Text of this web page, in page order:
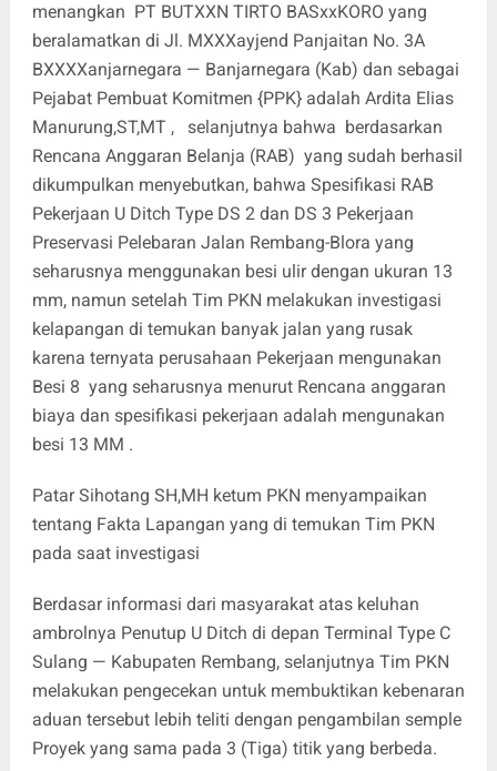
menangkan PT BUTXXN TIRTO BASxxKORO yang
beralamatkan di Jl. MXXXayjend Panjaitan No. 3A
BXXXXanjarnegara — Banjarnegara (Kab) dan sebagai
Pejabat Pembuat Komitmen {PPK} adalah Ardita Elias
Manurung,ST,MT , selanjutnya bahwa berdasarkan
Rencana Anggaran Belanja (RAB) yang sudah berhasil
dikumpulkan menyebutkan, bahwa Spesifikasi RAB
Pekerjaan U Ditch Type DS 2 dan DS 3 Pekerjaan
Preservasi Pelebaran Jalan Rembang-Blora yang
seharusnya menggunakan besi ulir dengan ukuran 13
mm, namun setelah Tim PKN melakukan investigasi
kelapangan di temukan banyak jalan yang rusak
karena ternyata perusahaan Pekerjaan mengunakan
Besi 8 yang seharusnya menurut Rencana anggaran
biaya dan spesifikasi pekerjaan adalah mengunakan
besi 13 MM .
Patar Sihotang SH,MH ketum PKN menyampaikan
tentang Fakta Lapangan yang di temukan Tim PKN
pada saat investigasi
Berdasar informasi dari masyarakat atas keluhan
ambrolnya Penutup U Ditch di depan Terminal Type C
Sulang — Kabupaten Rembang, selanjutnya Tim PKN
melakukan pengecekan untuk membuktikan kebenaran
aduan tersebut lebih teliti dengan pengambilan semple
Proyek yang sama pada 3 (Tiga) titik yang berbeda.